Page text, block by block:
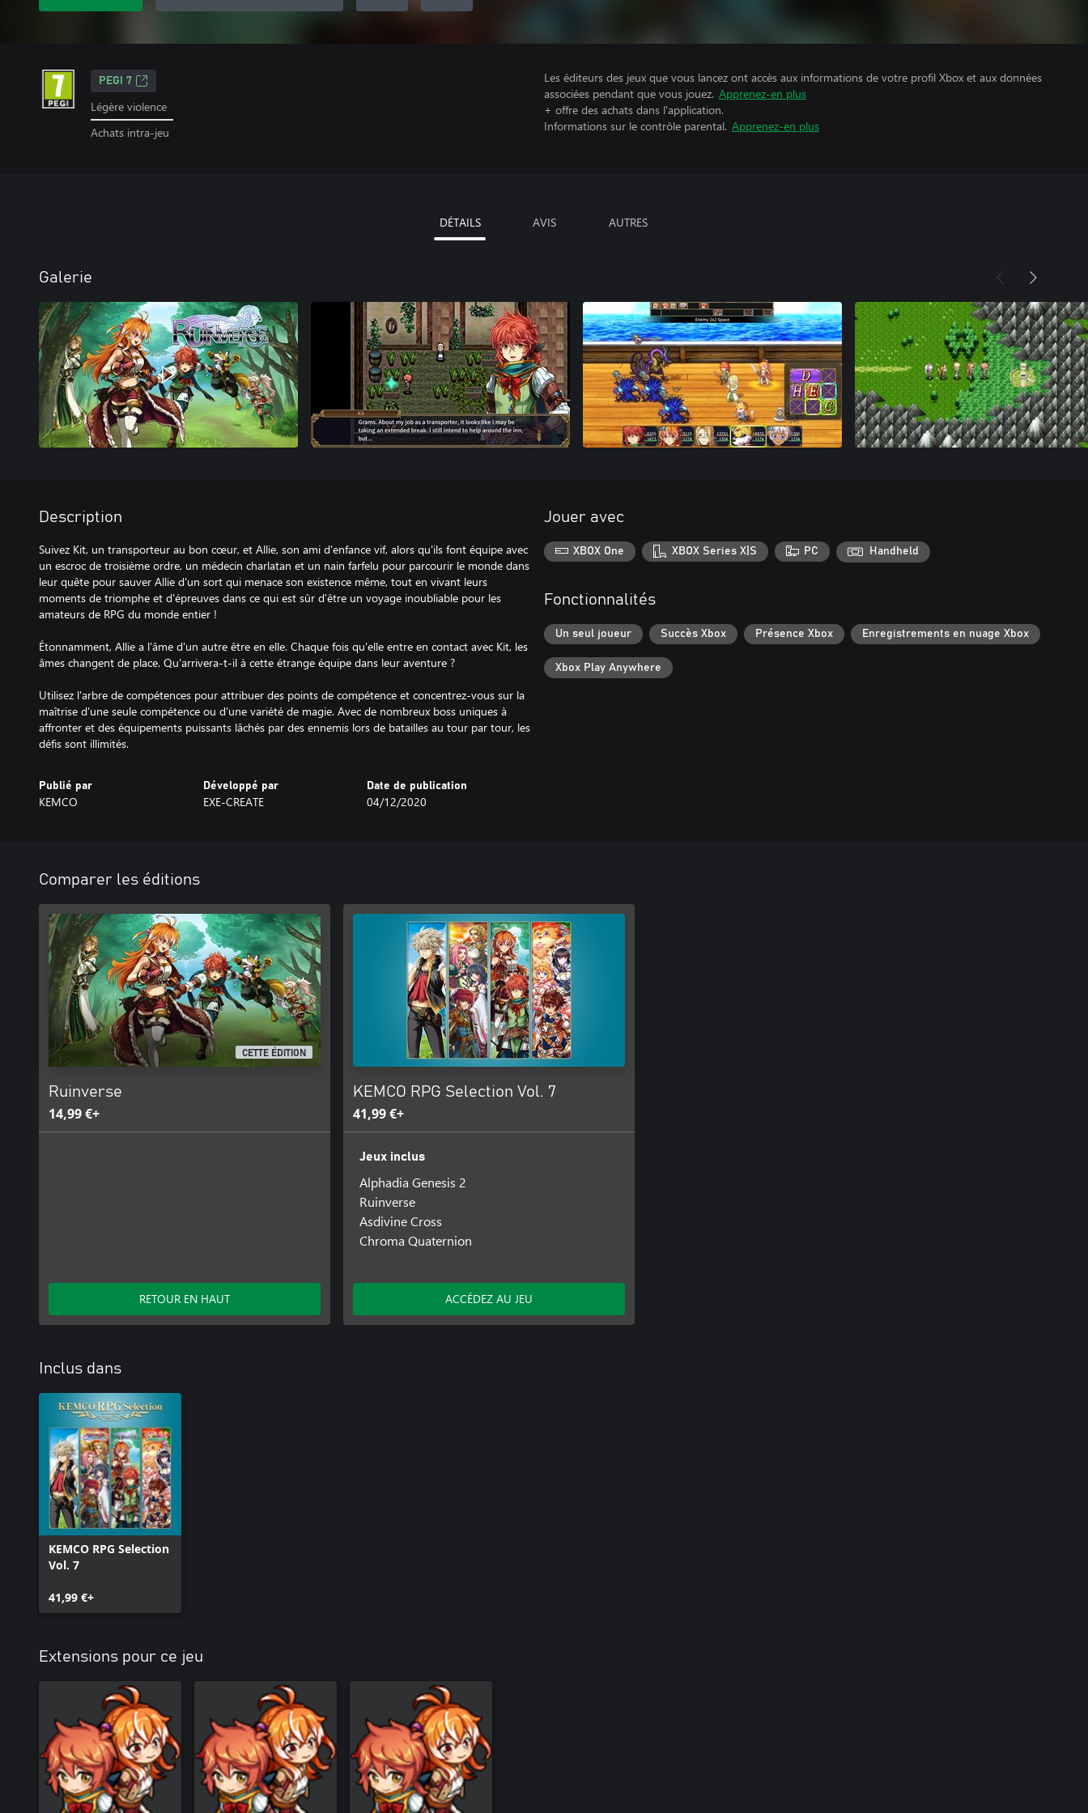
PEGI 7
Légère violence
Achats intra-jeu
Les éditeurs des jeux que vous lancez ont accès aux informations de votre profil Xbox et aux données
associées pendant que vous jouez. Apprenez-en plus
+ offre des achats dans l'application.
Informations sur le contrôle parental. Apprenez-en plus
DÉTAILS AVIS AUTRES
Galerie
Description
Suivez Kit, un transporteur au bon cœur, et Allie, son ami d'enfance vif, alors qu'ils font équipe avec
un escroc de troisième ordre, un médecin charlatan et un nain farfelu pour parcourir le monde dans
leur quête pour sauver Allie d'un sort qui menace son existence même, tout en vivant leurs
moments de triomphe et d'épreuves dans ce qui est sûr d'être un voyage inoubliable pour les
amateurs de RPG du monde entier !
Étonnamment, Allie a l'âme d'un autre être en elle. Chaque fois qu'elle entre en contact avec Kit, les
âmes changent de place. Qu'arrivera-t-il à cette étrange équipe dans leur aventure ?
Utilisez l'arbre de compétences pour attribuer des points de compétence et concentrez-vous sur la
maîtrise d'une seule compétence ou d'une variété de magie. Avec de nombreux boss uniques à
affronter et des équipements puissants lâchés par des ennemis lors de batailles au tour par tour, les
défis sont illimités.
Publié par
KEMCO
Développé par
EXE-CREATE
Date de publication
04/12/2020
Jouer avec
XBOX One XBOX Series X|S PC Handheld
Fonctionnalités
Un seul joueur Succès Xbox Présence Xbox Enregistrements en nuage Xbox
Xbox Play Anywhere
Comparer les éditions
CETTE ÉDITION
Ruinverse
14,99 €+
RETOUR EN HAUT
KEMCO RPG Selection Vol. 7
41,99 €+
Jeux inclus
Alphadia Genesis 2
Ruinverse
Asdivine Cross
Chroma Quaternion
ACCÉDEZ AU JEU
Inclus dans
KEMCO RPG Selection
Vol. 7
41,99 €+
Extensions pour ce jeu